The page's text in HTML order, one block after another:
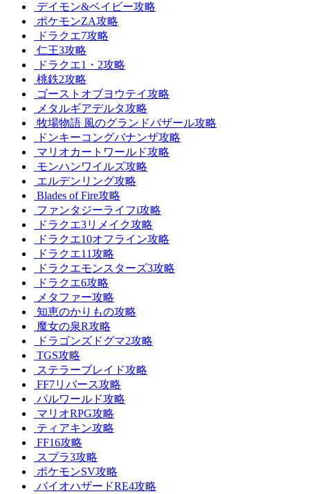
デイモン&ベイビー攻略
ポケモンZA攻略
ドラクエ7攻略
仁王3攻略
ドラクエ1・2攻略
桃鉄2攻略
ゴーストオブヨウテイ攻略
メタルギアデルタ攻略
牧場物語 風のグランドバザール攻略
ドンキーコングバナンザ攻略
マリオカートワールド攻略
モンハンワイルズ攻略
エルデンリング攻略
Blades of Fire攻略
ファンタジーライフi攻略
ドラクエ3リメイク攻略
ドラクエ10オフライン攻略
ドラクエ11攻略
ドラクエモンスターズ3攻略
ドラクエ6攻略
メタファー攻略
知恵のかりもの攻略
魔女の泉R攻略
ドラゴンズドグマ2攻略
TGS攻略
ステラーブレイド攻略
FF7リバース攻略
パルワールド攻略
マリオRPG攻略
ティアキン攻略
FF16攻略
スプラ3攻略
ポケモンSV攻略
バイオハザードRE4攻略